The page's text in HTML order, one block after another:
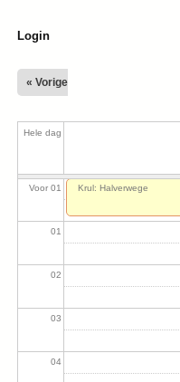
Login
« Vorige
Hele dag
Voor 01
01
02
03
04
Krul: Halverwege